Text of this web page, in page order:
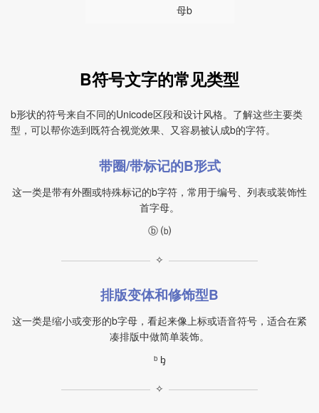
母b
B符号文字的常见类型
b形状的符号来自不同的Unicode区段和设计风格。了解这些主要类
型，可以帮你选到既符合视觉效果、又容易被认成b的字符。
带圈/带标记的B形式
这一类是带有外圈或特殊标记的b字符，常用于编号、列表或装饰性
首字母。
ⓑ ⒝
✧
排版变体和修饰型B
这一类是缩小或变形的b字母，看起来像上标或语音符号，适合在紧
凑排版中做简单装饰。
ᵇ ᶀ
✧